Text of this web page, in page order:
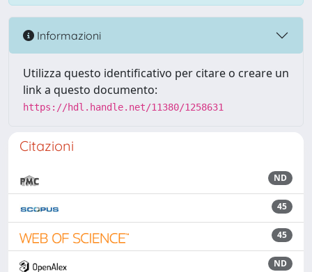
Informazioni
Utilizza questo identificativo per citare o creare un
link a questo documento:
https://hdl.handle.net/11380/1258631
Citazioni
ND
45
45
ND